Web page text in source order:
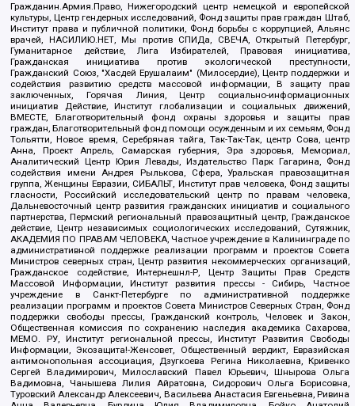
Гражданин.Армия.Право, Нижегородский центр немецкой и европейской
культуры, Центр гендерных исследований, Фонд защиты прав граждан Штаб,
Институт права и публичной политики, Фонд борьбы с коррупцией, Альянс
врачей, НАСИЛИЮ.НЕТ, Мы против СПИДа, СВЕЧА, Открытый Петербург,
Гуманитарное действие, Лига Избирателей, Правовая инициатива,
Гражданская инициатива против экологической преступности,
Гражданский Союз, "Хасдей Ерушалаим" (Милосердие), Центр поддержки и
содействия развитию средств массовой информации, В защиту прав
заключенных, Горячая Линия, Центр социально-информационных
инициатив Действие, Институт глобализации и социальных движений,
ВМЕСТЕ, Благотворительный фонд охраны здоровья и защиты прав
граждан, Благотворительный фонд помощи осужденным и их семьям, Фонд
Тольятти, Новое время, Серебряная тайга, Так-Так-Так, центр Сова, центр
Анна, Проект Апрель, Самарская губерния, Эра здоровья, Мемориал,
Аналитический Центр Юрия Левады, Издательство Парк Гагарина, Фонд
содействия имени Андрея Рылькова, Сфера, Уральская правозащитная
группа, Женщины Евразии, СИБАЛЬТ, Институт прав человека, Фонд защиты
гласности, Российский исследовательский центр по правам человека,
Дальневосточный центр развития гражданских инициатив и социального
партнерства, Пермский региональный правозащитный центр, Гражданское
действие, Центр независимых социологических исследований, Сутяжник,
АКАДЕМИЯ ПО ПРАВАМ ЧЕЛОВЕКА, Частное учреждение в Калининграде по
административной поддержке реализации программ и проектов Совета
Министров северных стран, Центр развития некоммерческих организаций,
Гражданское содействие, Интернешнл-Р, Центр Защиты Прав Средств
Массовой Информации, Институт развития прессы - Сибирь, Частное
учреждение в Санкт-Петербурге по административной поддержке
реализации программ и проектов Совета Министров Северных Стран, Фонд
поддержки свободы прессы, Гражданский контроль, Человек и Закон,
Общественная комиссия по сохранению наследия академика Сахарова,
МЕМО. РУ, Институт региональной прессы, Институт Развития Свободы
Информации, Экозащита!-Женсовет, Общественный вердикт, Евразийская
антимонопольная ассоциация, Дзугкоева Регина Николаевна, Кривенко
Сергей Владимирович, Милославский Павел Юрьевич, Шнырова Ольга
Вадимовна, Чанышева Лилия Айратовна, Сидорович Ольга Борисовна,
Туровский Александр Алексеевич, Васильева Анастасия Евгеньевна, Ривина